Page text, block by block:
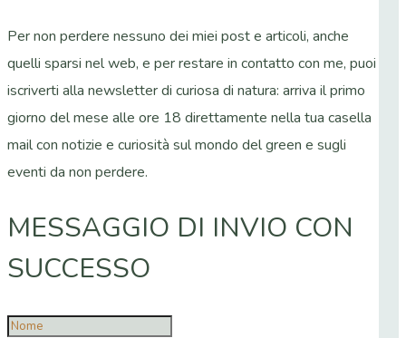
Per non perdere nessuno dei miei post e articoli, anche
quelli sparsi nel web, e per restare in contatto con me, puoi
iscriverti alla newsletter di curiosa di natura: arriva il primo
giorno del mese alle ore 18 direttamente nella tua casella
mail con notizie e curiosità sul mondo del green e sugli
eventi da non perdere.
MESSAGGIO DI INVIO CON
SUCCESSO